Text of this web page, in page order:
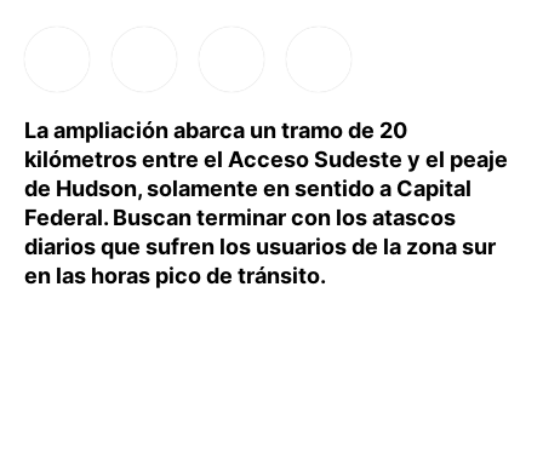
La ampliación abarca un tramo de 20
kilómetros entre el Acceso Sudeste y el peaje
de Hudson, solamente en sentido a Capital
Federal. Buscan terminar con los atascos
diarios que sufren los usuarios de la zona sur
en las horas pico de tránsito.